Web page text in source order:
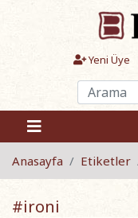
Yeni Üye
Anasayfa Etiketler
#ironi